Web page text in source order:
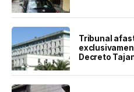
Tribunal
Decreto